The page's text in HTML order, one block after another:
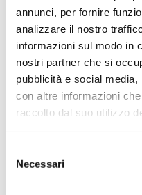
annunci, per fornire
analizzare il nostro
informazioni sul modo in
nostri partner che si
pubblicità e social
con altre informazioni
raccolto dal suo utilizzo
delNecessari
MADELEINE |